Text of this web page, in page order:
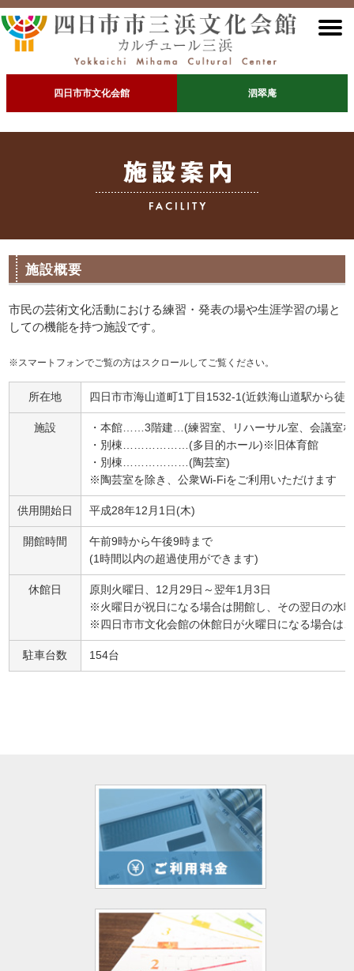
四日市市文化会館 泗翠庵
施設概要
市民の芸術文化活動における練習・発表の場や生涯学習の場と
しての機能を持つ施設です。
※スマートフォンでご覧の方はスクロールしてご覧ください。
所在地 四日市市海山道町1丁目1532-1(近鉄海山道駅から徒
施設
・本館……3階建…(練習室、リハーサル室、会議室
・別棟………………(多目的ホール)※旧体育館
・別棟………………(陶芸室)
※陶芸室を除き、公衆Wi-Fiをご利用いただけます
供用開始日 平成28年12月1日(木)
開館時間
午前9時から午後9時まで
(1時間以内の超過使用ができます)
休館日
原則火曜日、12月29日～翌年1月3日
※火曜日が祝日になる場合は開館し、その翌日の水
※四日市市文化会館の休館日が火曜日になる場合は
駐車台数 154台